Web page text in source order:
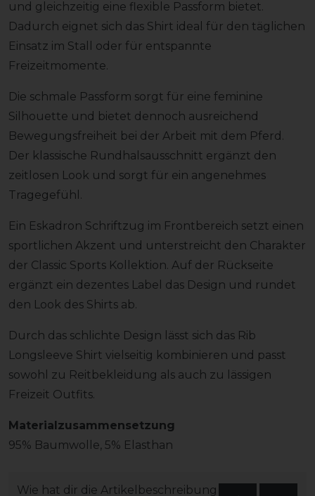
und gleichzeitig eine flexible Passform bietet.
Dadurch eignet sich das Shirt ideal für den täglichen
Einsatz im Stall oder für entspannte
Freizeitmomente.
Die schmale Passform sorgt für eine feminine
Silhouette und bietet dennoch ausreichend
Bewegungsfreiheit bei der Arbeit mit dem Pferd.
Der klassische Rundhalsausschnitt ergänzt den
zeitlosen Look und sorgt für ein angenehmes
Tragegefühl.
Ein Eskadron Schriftzug im Frontbereich setzt einen
sportlichen Akzent und unterstreicht den Charakter
der Classic Sports Kollektion. Auf der Rückseite
ergänzt ein dezentes Label das Design und rundet
den Look des Shirts ab.
Durch das schlichte Design lässt sich das Rib
Longsleeve Shirt vielseitig kombinieren und passt
sowohl zu Reitbekleidung als auch zu lässigen
Freizeit Outfits.
Materialzusammensetzung
95% Baumwolle, 5% Elasthan
Wie hat dir die Artikelbeschreibung